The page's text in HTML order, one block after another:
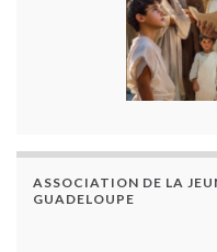
ASSOCIATION DE LA
GUADELOUPE